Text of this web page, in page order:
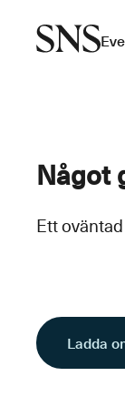
Något
Ett
Ladda